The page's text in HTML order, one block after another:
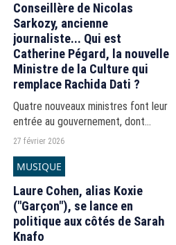
Conseillère de Nicolas
Sarkozy, ancienne
journaliste... Qui est
Catherine Pégard, la nouvelle
Ministre de la Culture qui
remplace Rachida Dati ?
Quatre nouveaux ministres font leur
entrée au gouvernement, dont
Catherine Pégard, conseillère
remplacement de Rachida Dati
partie pour faire campagne...
27 février 2026
MUSIQUE
Laure Cohen, alias Koxie
("Garçon"), se lance en
politique aux côtés de Sarah
Knafo